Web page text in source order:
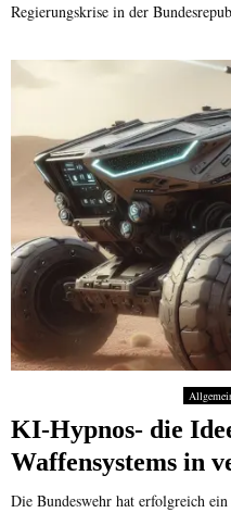
Regierungskrise in der
KI-Hypnos- die
Waffensystems in
Die Bundeswehr hat erfolgreich ein